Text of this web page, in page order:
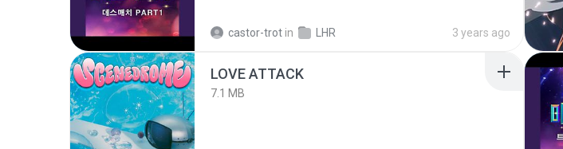
castor-trot in LHR 3 years ago
LOVE ATTACK
7.1 MB